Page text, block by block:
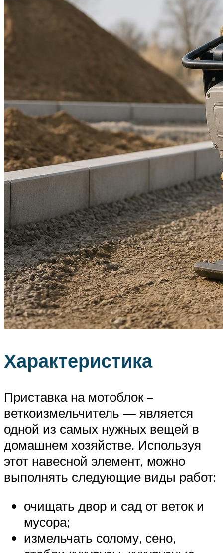
Характеристика
Приставка на мотоблок –
веткоизмельчитель — является
одной из самых нужных вещей в
домашнем хозяйстве. Используя
этот навесной элемент, можно
выполнять следующие виды работ:
очищать двор и сад от веток и
мусора;
измельчать солому, сено,